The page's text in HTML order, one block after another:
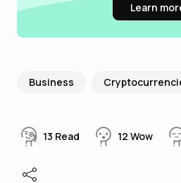
Learn
Business
13 Read 12 Wow